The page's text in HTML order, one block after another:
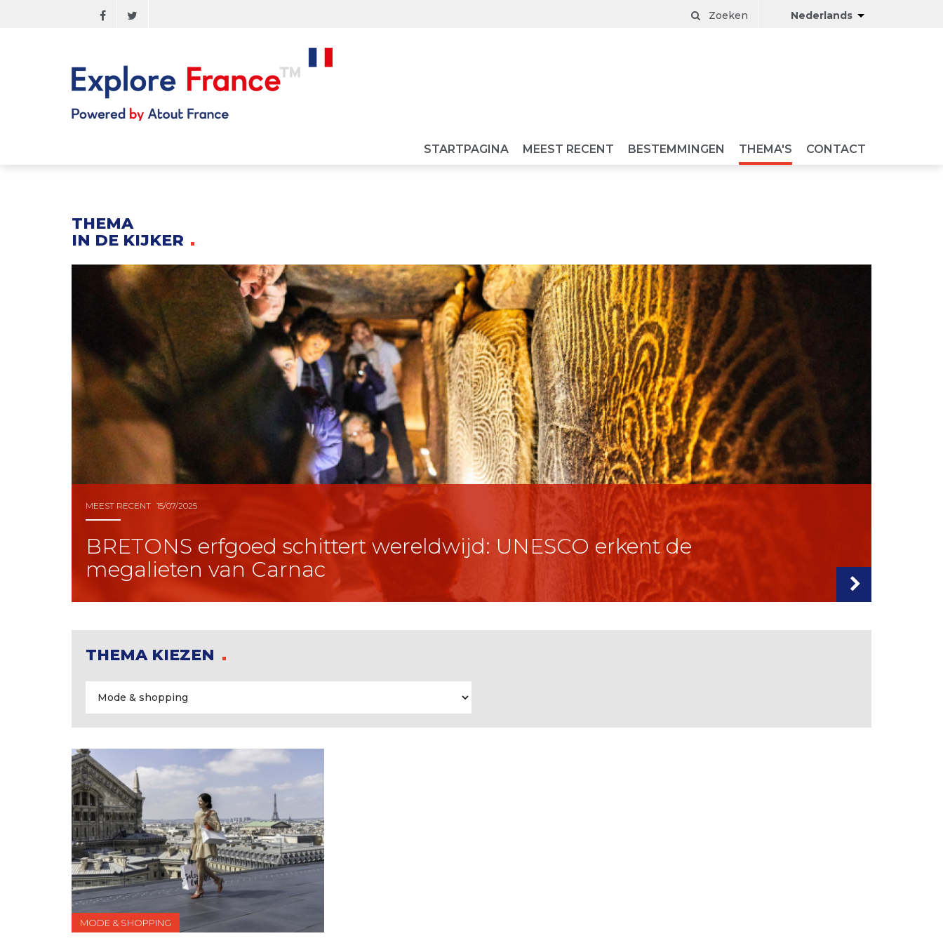
Zoeken Nederlands
STARTPAGINA MEEST RECENT BESTEMMINGEN THEMA'S CONTACT
THEMA
IN DE KIJKER
MEEST RECENT 15/07/2025
BRETONS erfgoed schittert wereldwijd: UNESCO erkent de
megalieten van Carnac
THEMA KIEZEN
MODE & SHOPPING